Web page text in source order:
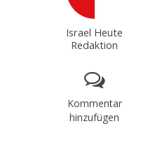
Israel Heute
Redaktion
Kommentar
hinzufügen